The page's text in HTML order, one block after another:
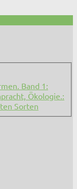
Band 1:
Ökologie.:
Sorten